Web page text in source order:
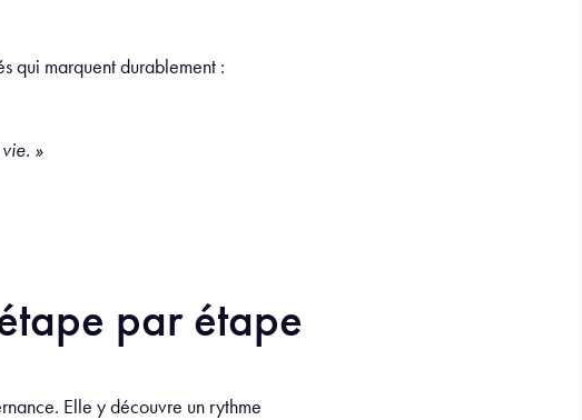
qui marquent durablement :
»
par étape
Elle y découvre un rythme